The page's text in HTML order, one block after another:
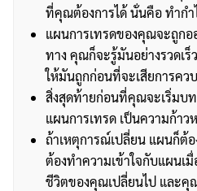
ที่คุณต้องการได้ นั่นคือ ทำกำ
แผนการเทรดของคุณจะถูก
ทาง คุณก็จะรู้มันอย่างรวดเ
ให้มันถูกก่อนที่จะเสียการคว
สิ่งสุดท้ายก่อนที่คุณจะเริ่มบท
แผนการเทรด เป็นความก้าว
ถ้าเหตุการณ์เปลี่ยน แผนก็ต้
ต้องทำความเข้าใจกับแผนเ
ชีวิตของคุณเปลี่ยนไป และคุ